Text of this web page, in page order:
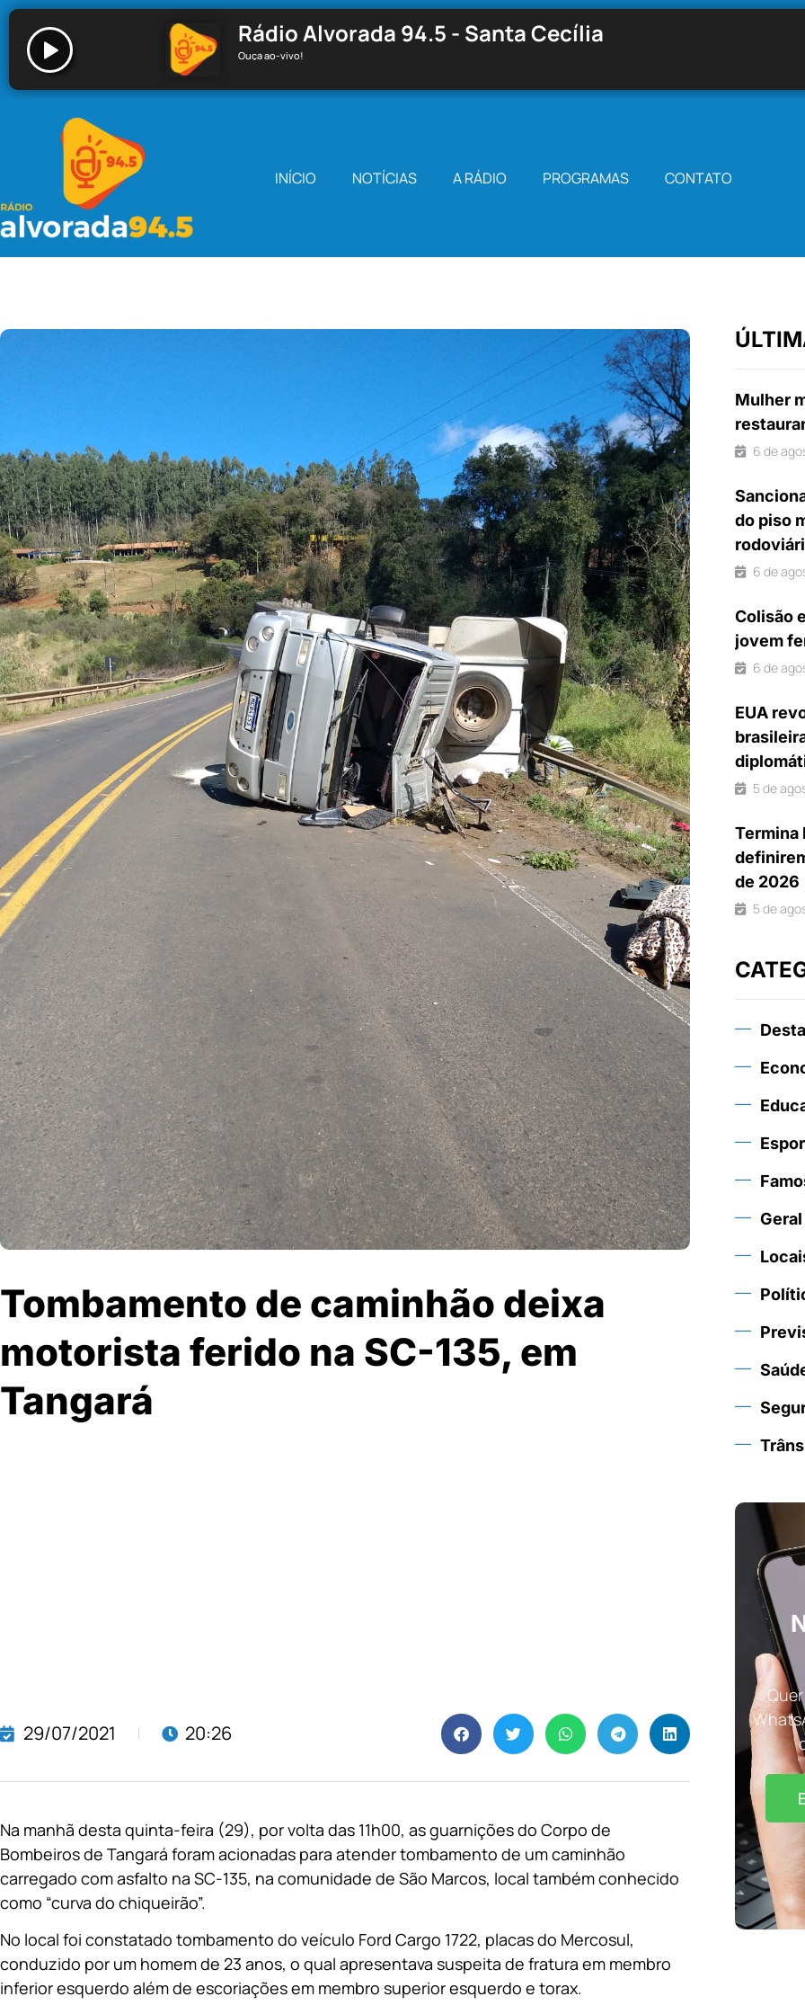
Rádio Alvorada 94.5 - Santa Cecília
Ouça ao-vivo!
Rádio Alvorada 94.5 - Santa Cecília
INÍCIO NOTÍCIAS A RÁDIO PROGRAMAS CONTATO
Tombamento de caminhão deixa
motorista ferido na SC-135, em
Tangará
29/07/2021 20:26
Na manhã desta quinta-feira (29), por volta das 11h00, as guarnições do Corpo de
Bombeiros de Tangará foram acionadas para atender tombamento de um caminhão
carregado com asfalto na SC-135, na comunidade de São Marcos, local também conhecido
como “curva do chiqueirão”.
No local foi constatado tombamento do veículo Ford Cargo 1722, placas do Mercosul,
conduzido por um homem de 23 anos, o qual apresentava suspeita de fratura em membro
inferior esquerdo além de escoriações em membro superior esquerdo e torax.
Mulher
6 de
do piso
6 de
Colisão
jovem
6 de
EUA
5 de
Termina
de 2026
5 de
Geral